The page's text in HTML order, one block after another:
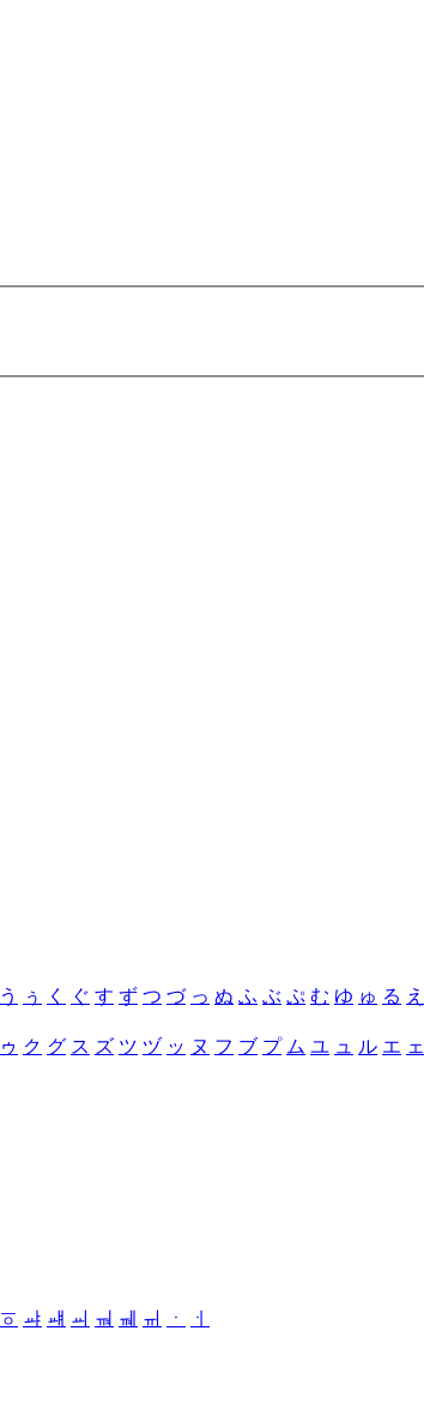
う ぅ く ぐ す ず つ づ っ ぬ ふ ぶ ぷ む ゆ ゅ る え
ゥ ク グ ス ズ ツ ヅ ッ ヌ フ ブ プ ム ユ ュ ル エ ェ
ㆆ ㆇ ㆈ ㆉ ㆊ ㆋ ㆌ ㆍ
ㆎ